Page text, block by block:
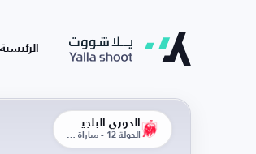
الرئيسية
الجولة 12 - مباراة الذهاب